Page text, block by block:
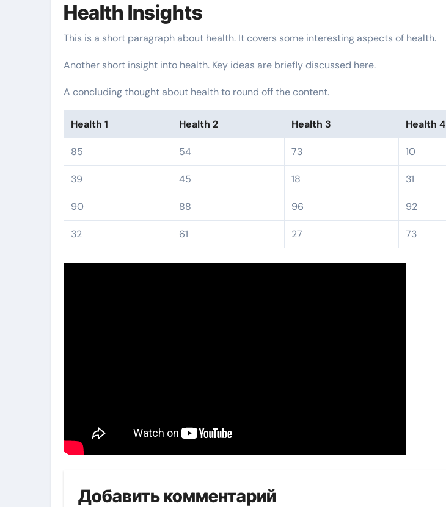
Health Insights
This is a short paragraph about health. It covers some interesting aspects of health.
Another short insight into health. Key ideas are briefly discussed here.
A concluding thought about health to round off the content.
Health 1 Health 2 Health 3 Health 4
85 54 73 10
39 45 18 31
90 88 96 92
32 61 27 73
Добавить комментарий